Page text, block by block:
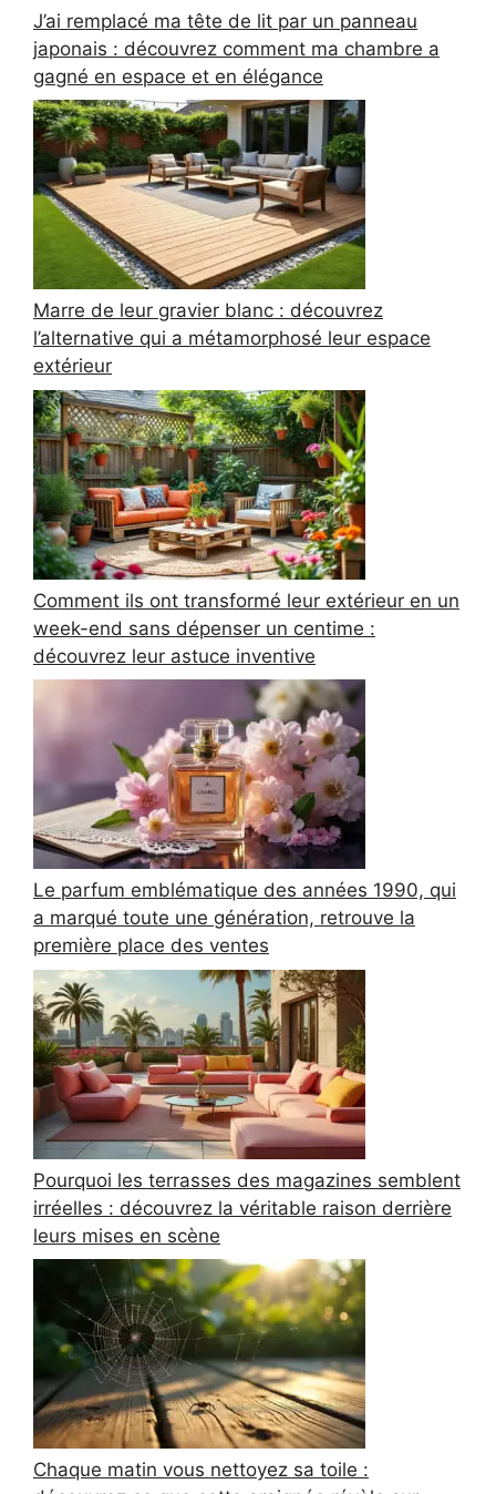
J’ai remplacé ma tête de lit par un panneau
japonais : découvrez comment ma chambre a
gagné en espace et en élégance
Marre de leur gravier blanc : découvrez
l’alternative qui a métamorphosé leur espace
extérieur
Comment ils ont transformé leur extérieur en un
week-end sans dépenser un centime :
découvrez leur astuce inventive
Le parfum emblématique des années 1990, qui
a marqué toute une génération, retrouve la
première place des ventes
Pourquoi les terrasses des magazines semblent
irréelles : découvrez la véritable raison derrière
leurs mises en scène
Chaque matin vous nettoyez sa toile :